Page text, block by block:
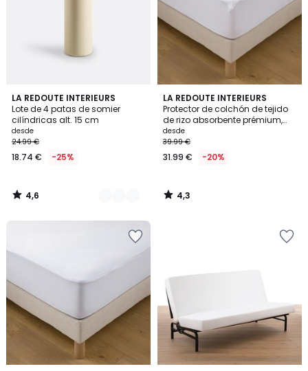
LA REDOUTE INTERIEURS
Lote de 4 patas de somier
cilíndricas alt. 15 cm
desde
24.99 €
18.74 € -25%
4,6
/ 5
3
Colores
4,6
/
LA REDOUTE INTERIEURS
Protector de colchón de tejido
de rizo absorbente prémium,
altura máxima 25 cm
desde
39.99 €
31.99 € -20%
4,3
/ 5
4,3
/